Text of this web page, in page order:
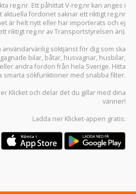
reg.nr. Ett påhittat V-reg.nr kan anges i
aktuella fordonet saknar ett riktigt reg.nr
är helt nytt eller har importerats och ej
riktigt reg.nr av Transportstyrelsen än).
användarvänlig söktjänst för dig som ska
bilar, båtar, husvagnar, husbilar,
eller andra fordon från hela Sverige. Hitta
smarta sökfunktioner med snabba filter.
Klicket och delar det du gillar med dina
vänner!
Ladda ner Klicket-appen gratis: